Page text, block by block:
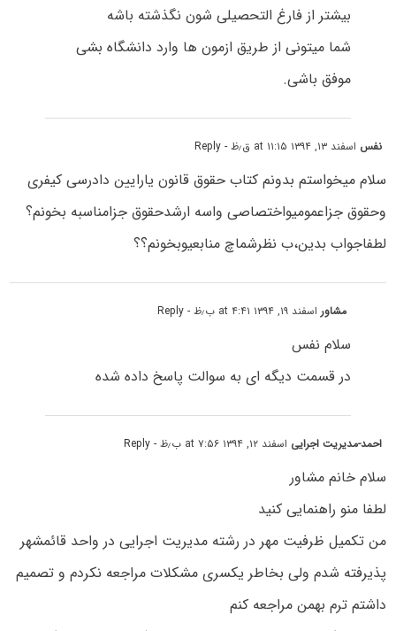
بیشتر از فارغ التحصیلی شون نگذشته باشه
شما میتونی از طریق ازمون ها وارد دانشگاه بشی
موفق باشی.
نفس اسفند ۱۳, ۱۳۹۴ at ۱۱:۱۵ ق٫ظ - Reply
سلام میخواستم بدونم کتاب حقوق قانون یارایین دادرسی کیفری
وحقوق جزاعمومیواختصاصی واسه ارشدحقوق جزامناسبه بخونم؟
لطفاجواب بدین،ب نظرشماچ منابعیوبخونم؟؟
مشاوراسفند ۱۹, ۱۳۹۴ at ۴:۴۱ ب٫ظ - Reply
سلام نفس
در قسمت دیگه ای به سوالت پاسخ داده شده
احمد-مدیریت اجرایی اسفند ۱۲, ۱۳۹۴ at ۷:۵۶ ب٫ظ - Reply
سلام خانم مشاور
لطفا منو راهنمایی کنید
من تکمیل ظرفیت مهر در رشته مدیریت اجرایی در واحد قائمشهر
پذیرفته شدم ولی بخاطر یکسری مشکلات مراجعه نکردم و تصمیم
داشتم ترم بهمن مراجعه کنم